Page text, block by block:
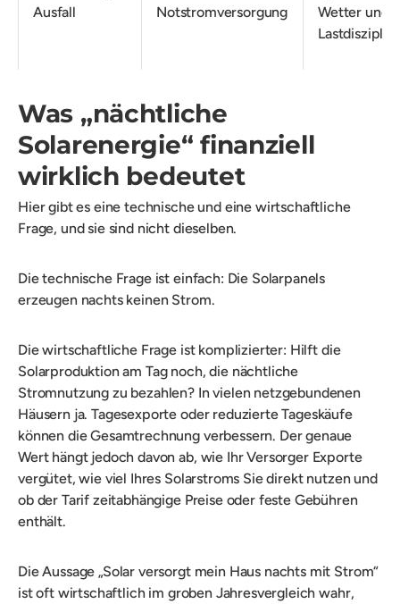
Ausfall
Notstromversorgung
Wetter und
Lastdisziplin
Was „nächtliche
Solarenergie“ finanziell
wirklich bedeutet
Hier gibt es eine technische und eine wirtschaftliche
Frage, und sie sind nicht dieselben.
Die technische Frage ist einfach: Die Solarpanels
erzeugen nachts keinen Strom.
Die wirtschaftliche Frage ist komplizierter: Hilft die
Solarproduktion am Tag noch, die nächtliche
Stromnutzung zu bezahlen? In vielen netzgebundenen
Häusern ja. Tagesexporte oder reduzierte Tageskäufe
können die Gesamtrechnung verbessern. Der genaue
Wert hängt jedoch davon ab, wie Ihr Versorger Exporte
vergütet, wie viel Ihres Solarstroms Sie direkt nutzen und
ob der Tarif zeitabhängige Preise oder feste Gebühren
enthält.
Die Aussage „Solar versorgt mein Haus nachts mit Strom“
ist oft wirtschaftlich im groben Jahresvergleich wahr,